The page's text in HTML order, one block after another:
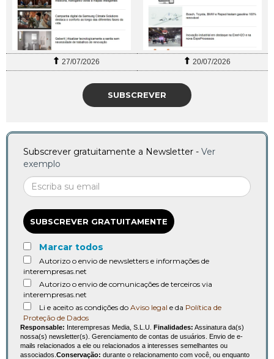
27/07/2026 20/07/2026
SUBSCREVER
Subscrever gratuitamente a Newsletter - Ver
exemplo
SUBSCREVER GRATUITAMENTE
Marcar todos
Autorizo o envio de newsletters e informações de
interempresas.net
Autorizo o envio de comunicações de terceiros via
interempresas.net
Li e aceito as condições do Aviso legal e da Política de
Proteção de Dados
Responsable: Interempresas Media, S.L.U. Finalidades: Assinatura da(s)
nossa(s) newsletter(s). Gerenciamento de contas de usuários. Envio de e-
mails relacionados a ele ou relacionados a interesses semelhantes ou
associados. Conservação: durante o relacionamento com você, ou enquanto